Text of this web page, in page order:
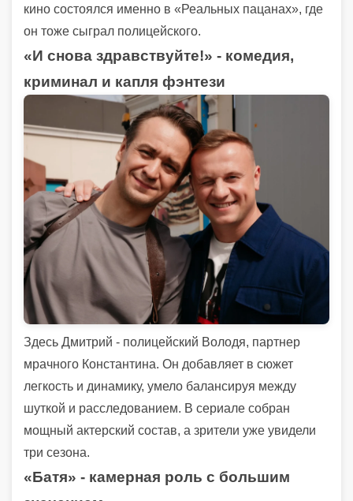
кино состоялся именно в «Реальных пацанах», где
он тоже сыграл полицейского.
«И снова здравствуйте!» - комедия,
криминал и капля фэнтези
Здесь Дмитрий - полицейский Володя, партнер
мрачного Константина. Он добавляет в сюжет
легкость и динамику, умело балансируя между
шуткой и расследованием. В сериале собран
мощный актерский состав, а зрители уже увидели
три сезона.
«Батя» - камерная роль с большим